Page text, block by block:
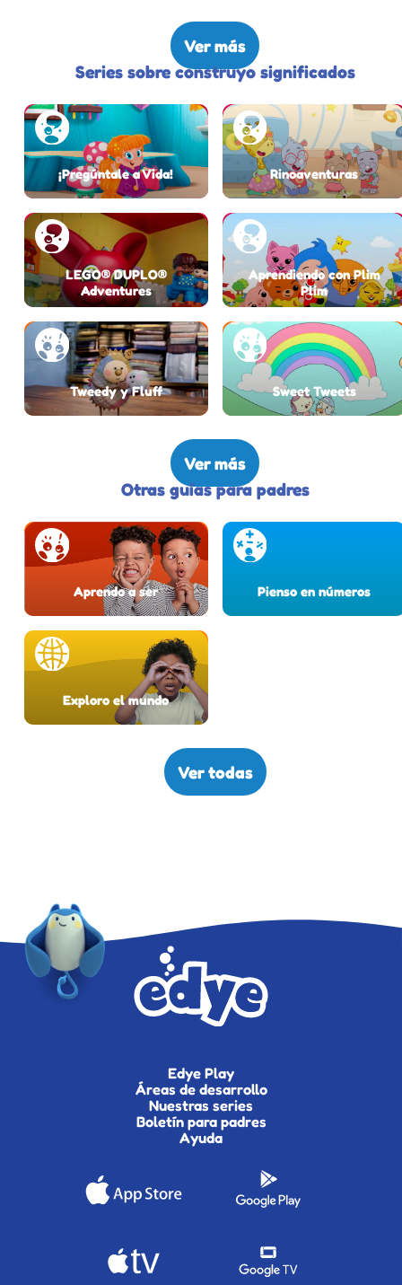
Ver más
Series sobre construyo significados
¡Pregúntale a Vida! Rinoaventuras
LEGO® DUPLO®
Adventures
Aprendiendo con Plim
Plim
Tweedy y Fluff Sweet Tweets
Ver más
Otras guías para padres
Aprendo a ser Pienso en números
Exploro el mundo
Ver todas
Edye Play
Áreas de desarrollo
Nuestras series
Boletín para padres
Ayuda